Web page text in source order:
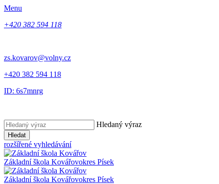
Menu
+420 382 594 118
zs.kovarov@volny.cz
+420 382 594 118
ID: 6s7mnrg
Hledaný výraz
Hledat
rozšířené vyhledávání
Základní škola Kovářovokres Písek
Základní škola Kovářovokres Písek